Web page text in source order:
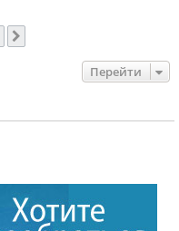
Перейти